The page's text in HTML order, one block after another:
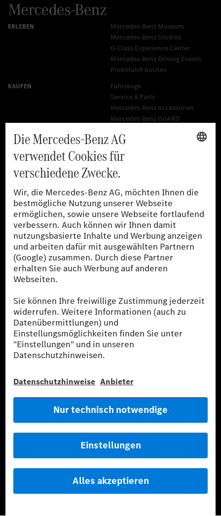
Mercedes-Benz Museum
Mercedes-Benz Studios
G-Class Experience Center
Mercedes-Benz Driving Events
Probefahrt buchen
Fahrzeuge
Service & Parts
Mercedes-Benz Accessories
Mercedes‑Benz GUARD
Diplomatic Sales
SILVER ARROWS
AMG Private Lounge
Mercedes me ID
Mercedes-Benz Group
Karriere
Media Site
Reales Emissionsverhalten
Li-Ion UN 38.3
Training für Händler
[1]
Die angegebenen Werte wurden nach dem vorgeschriebenen
der CO₂-Ausstoß eines Pkw sind nicht nur von der effizienten
Fahrstil und anderen nichttechnischen Faktoren abhängig.